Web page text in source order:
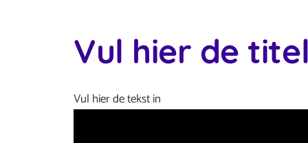
Vul hier de
Vul hier de tekst in